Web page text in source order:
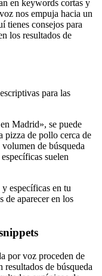
en keywords cortas y
nos empuja hacia un
tienes consejos para
los resultados de
para las
Madrid», se puede
pizza de pollo cerca de
de búsqueda
suelen
específicas en tu
de aparecer en los
por voz proceden de
resultados de búsqueda